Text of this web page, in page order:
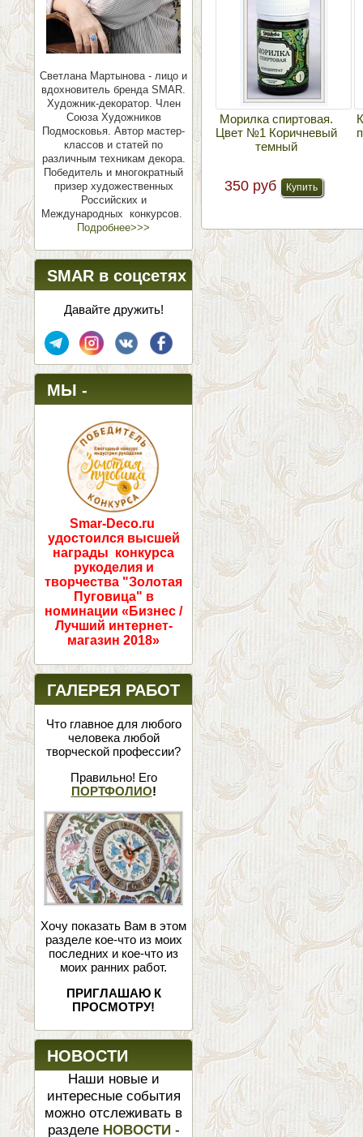
Светлана Мартынова - лицо и
вдохновитель бренда SMAR.
Художник-декоратор. Член
Союза Художников
Подмосковья. Автор мастер-
классов и статей по
различным техникам декора.
Победитель и многократный
призер художественных
Российских и
Международных конкурсов.
Подробнее>>>
SMAR в соцсетях
Давайте дружить!
МЫ -
ПОБЕДИТЕЛИ!
Smar-Deco.ru
удостоился высшей
награды конкурса
рукоделия и
творчества "Золотая
Пуговица" в
номинации «Бизнес /
Лучший интернет-
магазин 2018»
ГАЛЕРЕЯ РАБОТ
Что главное для любого
человека любой
творческой профессии?
Правильно! Его
ПОРТФОЛИО!
Хочу показать Вам в этом
разделе кое-что из моих
последних и кое-что из
моих ранних работ.
ПРИГЛАШАЮ К
ПРОСМОТРУ!
НОВОСТИ
Наши новые и
интересные события
можно отслеживать в
разделе НОВОСТИ -
Морилка спиртовая.
Цвет №1 Коричневый
темный
350 руб